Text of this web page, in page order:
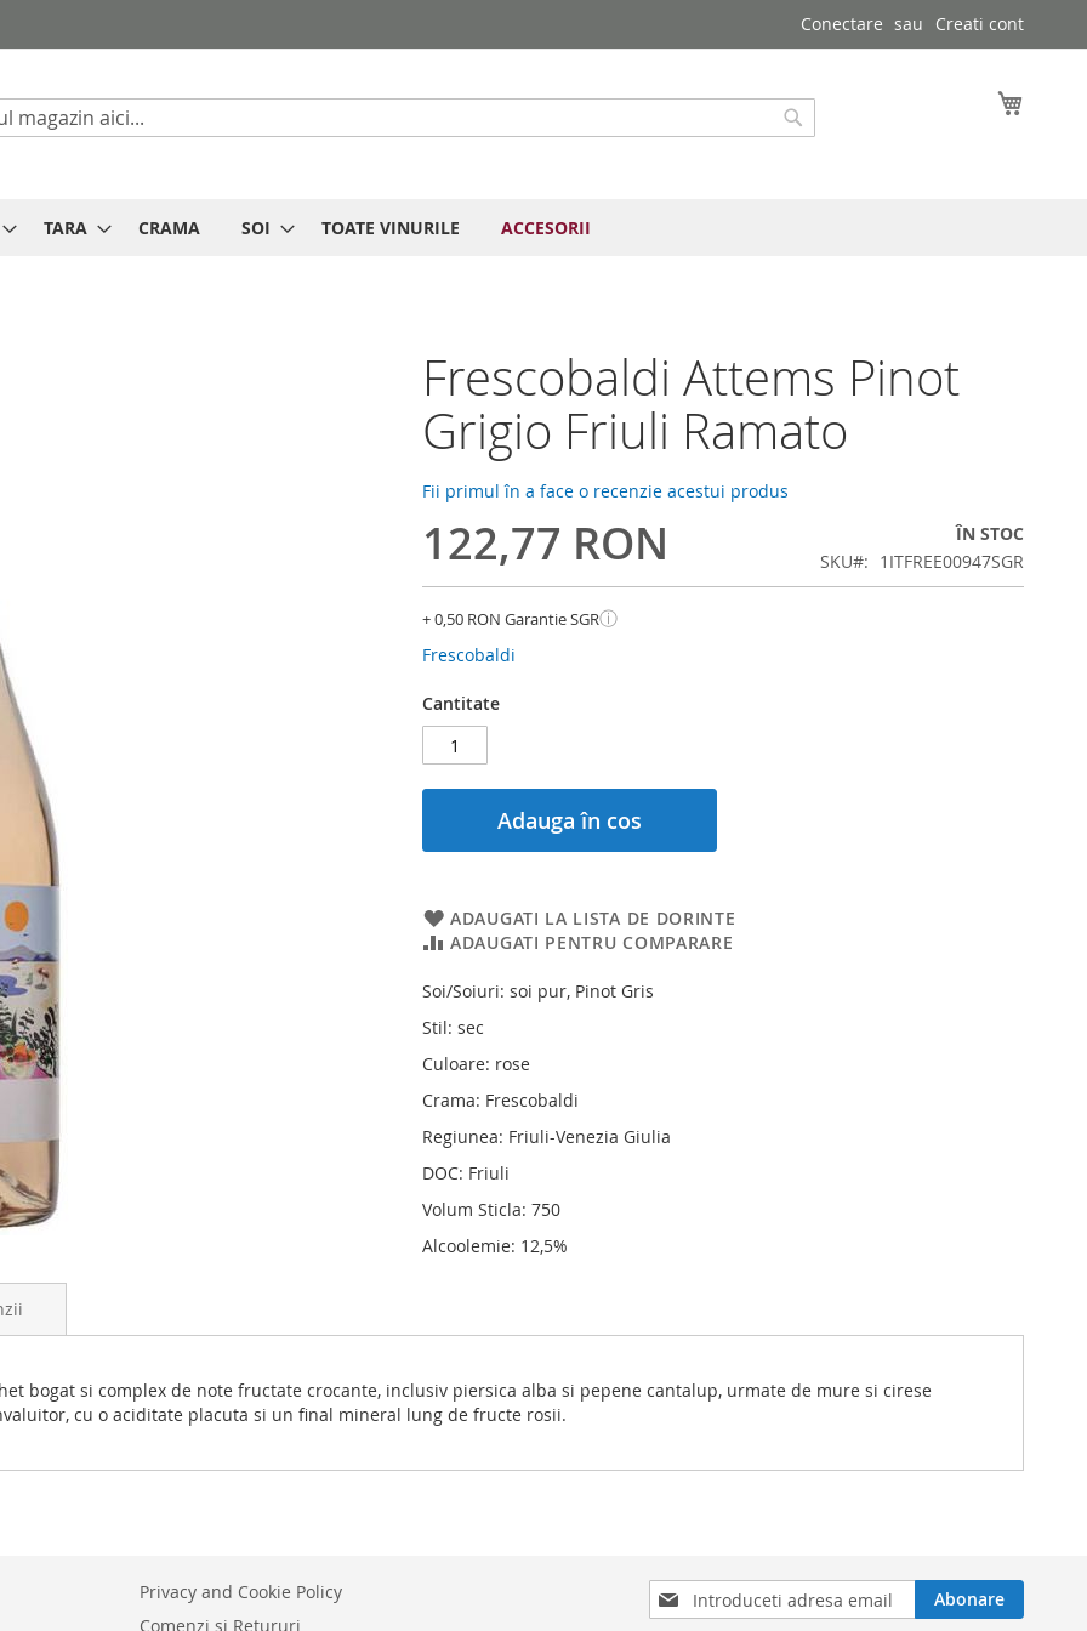
Conectare Creati cont
Cautare
TARA CRAMA SOI TOATE VINURILE ACCESORII
Frescobaldi Attems Pinot
Grigio Friuli Ramato
Fii primul în a face o recenzie acestui produs
122,77 RON
ÎN STOC
SKU
1ITFREE00947SGR
+ 0,50 RON Garantie SGRⓘ
Frescobaldi
Cantitate
Adauga în cos
ADAUGATI LA LISTA DE DORINTE
ADAUGATI PENTRU COMPARARE
Soi/Soiuri: soi pur, Pinot Gris
Stil: sec
Culoare: rose
Crama: Frescobaldi
Regiunea: Friuli-Venezia Giulia
DOC: Friuli
Volum Sticla: 750
Alcoolemie: 12,5%
bogat si complex de note fructate crocante, inclusiv piersica alba si pepene cantalup, urmate de mure si cirese
cu o aciditate placuta si un final mineral lung de fructe rosii.
Privacy and Cookie Policy
Comenzi si Retururi
Inscrieti-
va
Abonare